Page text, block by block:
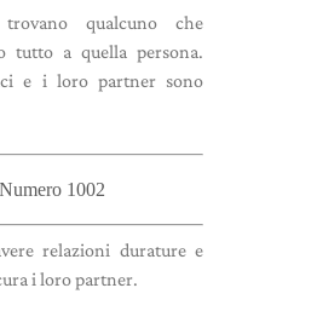
trovano qualcuno che
tutto a quella persona.
e i loro partner sono
1002
relazioni durature e
i loro partner.